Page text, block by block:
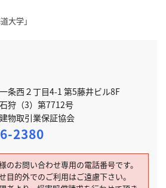
大学」
条西２丁目4-1 第5藤井ビル8F
狩（3）第7712号
物取引業保証協会
2380
のお問い合わせ専用の電話番号です。
目的外でのご利用はご遠慮下さい。